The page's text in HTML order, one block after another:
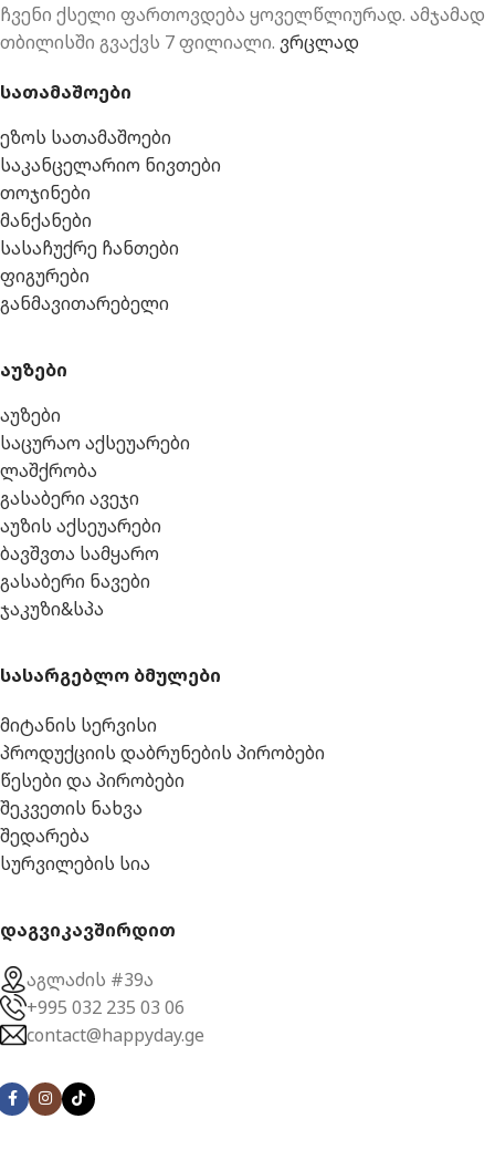
ჩვენი ქსელი ფართოვდება ყოველწლიურად. ამჯამად
თბილისში გვაქვს 7 ფილიალი. ვრცლად
სათამაშოები
ეზოს სათამაშოები
საკანცელარიო ნივთები
თოჯინები
მანქანები
სასაჩუქრე ჩანთები
ფიგურები
განმავითარებელი
აუზები
აუზები
საცურაო აქსეუარები
ლაშქრობა
გასაბერი ავეჯი
აუზის აქსეუარები
ბავშვთა სამყარო
გასაბერი ნავები
ჯაკუზი&სპა
სასარგებლო ბმულები
მიტანის სერვისი
პროდუქციის დაბრუნების პირობები
წესები და პირობები
შეკვეთის ნახვა
შედარება
სურვილების სია
დაგვიკავშირდით
აგლაძის #39ა
+995 032 235 03 06
contact@happyday.ge